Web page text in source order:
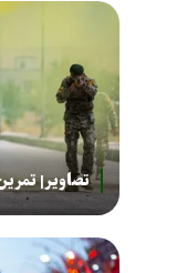
تصاویر|